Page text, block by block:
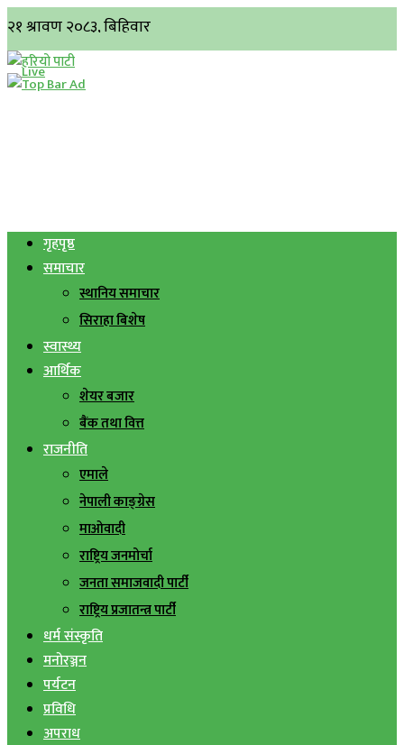
गृहपृष्ठ
समाचार
स्थानिय समाचार
सिराहा बिशेष
स्वास्थ्य
आर्थिक
शेयर बजार
बैंक तथा वित्त
राजनीति
एमाले
नेपाली काङ्ग्रेस
माओवादी
राष्ट्रिय जनमोर्चा
जनता समाजवादी पार्टी
राष्ट्रिय प्रजातन्त्र पार्टी
धर्म संस्कृति
मनोरञ्जन
पर्यटन
प्रविधि
अपराध